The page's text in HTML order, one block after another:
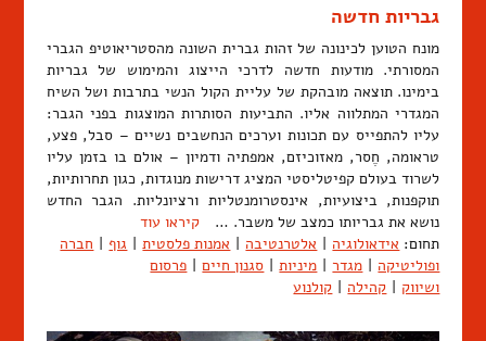
גבריות חדשה
מונח הטוען לכינונה של זהות גברית השונה מהסטריאוטיפ הגברי
המסורתי. מודעות חדשה לדרכי הייצוג והמימוש של גבריות
בימינו. תוצאה מובהקת של עליית הקול הנשי בתרבות ושל השיח
המגדרי המתלווה אליו. התביעות הסותרות המוצגות בפני הגבר:
עליו להתפייס עם תכונות וערכים הנחשבים נשיים – סבל, פצע,
טראומה, חֶסר, מאזוכיזם, אמפתיה ודמיון – אולם בו בזמן עליו
לשרוד בעולם קפיטליסטי המציג דרישות מנוגדות, כגון תחרותיות,
תוקפנות, ביצועיות, אינסטרומנטליות ורציונליות. הגבר החדש
נושא את גבריותו כמצב של משבר. … קיראו עוד
תחום: אידאולוגיה | אלטרנטיבה | אמנות פלסטית | גוף | חברה
ופוליטיקה | מגדר | מיניות | סגנון חיים | פרסום
ושיווק | קהילה | קולנוע